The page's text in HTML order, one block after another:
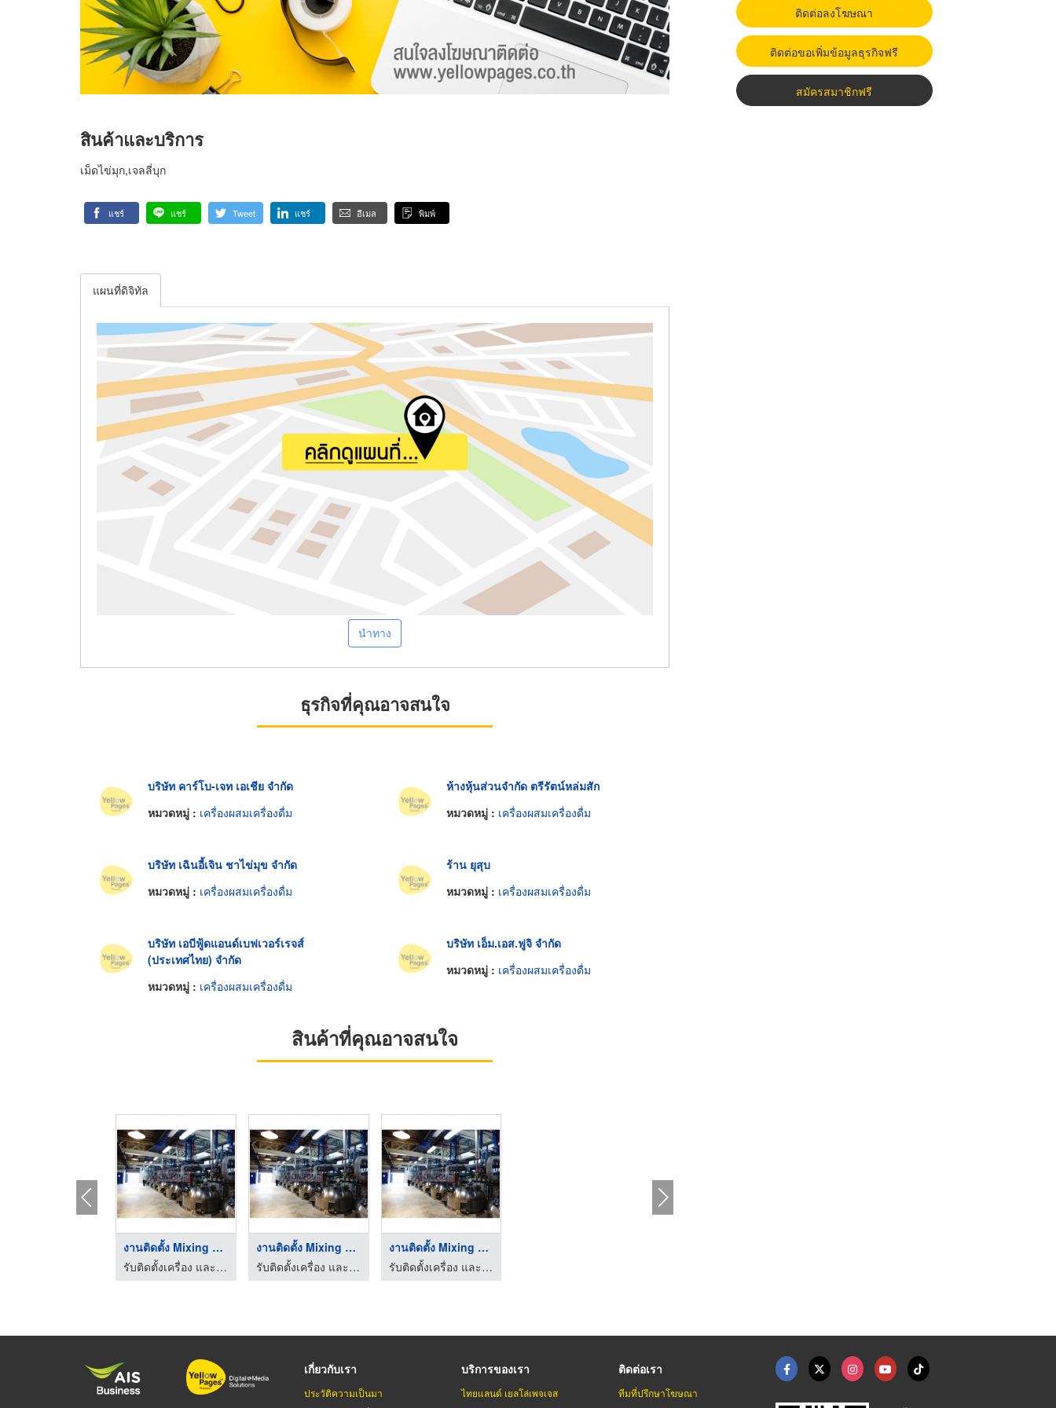
สินค้าและบริการ
เม็ดไข่มุก,เจลลี่บุก
แชร์ แชร์ Tweet แชร์ อีเมล พิมพ์
แผนที่ดิจิทัล
นำทาง
ธุรกิจที่คุณอาจสนใจ
บริษัท คาร์โบ-เจท เอเชีย จำกัด
หมวดหมู่ : เครื่องผสมเครื่องดื่ม
ห้างหุ้นส่วนจำกัด ตรีรัตน์หล่มสัก
หมวดหมู่ : เครื่องผสมเครื่องดื่ม
บริษัท เฉินอี้เจิน ชาไข่มุข จำกัด
หมวดหมู่ : เครื่องผสมเครื่องดื่ม
ร้าน ยุสุบ
หมวดหมู่ : เครื่องผสมเครื่องดื่ม
บริษัท เอบีฟู้ดแอนด์เบฟเวอร์เรจส์
(ประเทศไทย) จำกัด
หมวดหมู่ : เครื่องผสมเครื่องดื่ม
บริษัท เอ็ม.เอส.ฟูจิ จำกัด
หมวดหมู่ : เครื่องผสมเครื่องดื่ม
สินค้าที่คุณอาจสนใจ
งานติดตั้ง Mixing Ta ...
รับติดตั้งเครื่อง และงานเดินระบบท่อ - ยูนิโฟร์ เอ็นจิเนียริ่ง
งานติดตั้ง Mixing Ta ...
รับติดตั้งเครื่อง และงานเดินระบบท่อ - ยูนิโฟร์ เอ็นจิเนียริ่ง
งานติดตั้ง Mixing Ta ...
รับติดตั้งเครื่อง และงานเดินระบบท่อ - ยูนิโฟร์ เอ็นจิเนียริ่ง
ติดต่อลงโฆษณา
ติดต่อขอเพิ่มข้อมูลธุรกิจฟรี
สมัครสมาชิกฟรี
เกี่ยวกับเรา
ประวัติความเป็นมา
บริการของเรา
ไทยแลนด์ เยลโล่เพจเจส
ติดต่อเรา
ทีมที่ปรึกษาโฆษณา